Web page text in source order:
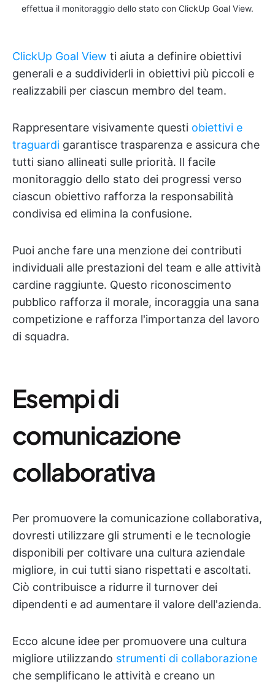
effettua il monitoraggio dello stato con ClickUp Goal View.
ClickUp Goal View ti aiuta a definire obiettivi
generali e a suddividerli in obiettivi più piccoli e
realizzabili per ciascun membro del team.
Rappresentare visivamente questi obiettivi e
traguardi garantisce trasparenza e assicura che
tutti siano allineati sulle priorità. Il facile
monitoraggio dello stato dei progressi verso
ciascun obiettivo rafforza la responsabilità
condivisa ed elimina la confusione.
Puoi anche fare una menzione dei contributi
individuali alle prestazioni del team e alle attività
cardine raggiunte. Questo riconoscimento
pubblico rafforza il morale, incoraggia una sana
competizione e rafforza l'importanza del lavoro
di squadra.
Esempi di
comunicazione
collaborativa
Per promuovere la comunicazione collaborativa,
dovresti utilizzare gli strumenti e le tecnologie
disponibili per coltivare una cultura aziendale
migliore, in cui tutti siano rispettati e ascoltati.
Ciò contribuisce a ridurre il turnover dei
dipendenti e ad aumentare il valore dell'azienda.
Ecco alcune idee per promuovere una cultura
migliore utilizzando strumenti di collaborazione
che semplificano le attività e creano un